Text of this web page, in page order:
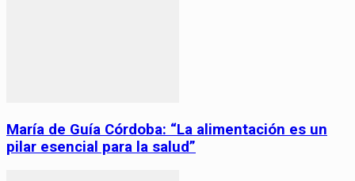
María de Guía Córdoba: “La alimentación es un
pilar esencial para la salud”